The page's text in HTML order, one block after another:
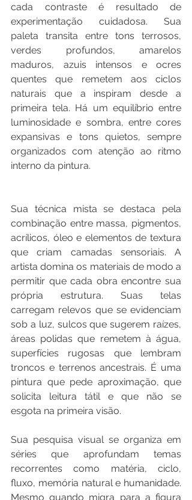
cada contraste é resultado de
experimentação cuidadosa. Sua
paleta transita entre tons terrosos,
verdes profundos, amarelos
maduros, azuis intensos e ocres
quentes que remetem aos ciclos
naturais que a inspiram desde a
primeira tela. Há um equilíbrio entre
luminosidade e sombra, entre cores
expansivas e tons quietos, sempre
organizados com atenção ao ritmo
interno da pintura.
Sua técnica mista se destaca pela
combinação entre massa, pigmentos,
acrílicos, óleo e elementos de textura
que criam camadas sensoriais. A
artista domina os materiais de modo a
permitir que cada obra encontre sua
própria estrutura. Suas telas
carregam relevos que se evidenciam
sob a luz, sulcos que sugerem raízes,
áreas polidas que remetem à água,
superfícies rugosas que lembram
troncos e terrenos ancestrais. É uma
pintura que pede aproximação, que
solicita leitura tátil e que não se
esgota na primeira visão.
Sua pesquisa visual se organiza em
séries que aprofundam temas
recorrentes como matéria, ciclo,
fluxo, memória natural e humanidade.
Mesmo quando migra para a figura